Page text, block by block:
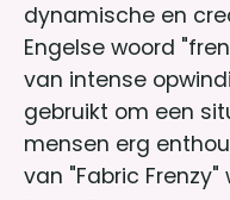
dynamische en
Engelse woord
van intense
gebruikt om een
mensen erg
van "Fabric